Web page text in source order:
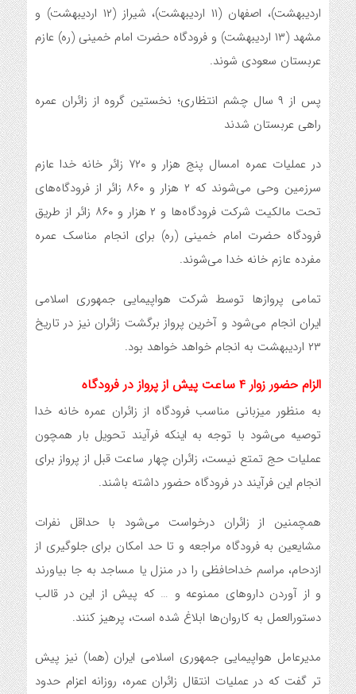
اردیبهشت)، اصفهان (۱۱ اردیبهشت)، شیراز (۱۲ اردیبهشت) و
مشهد (۱۳ اردیبهشت) و فرودگاه حضرت امام خمینی (ره) عازم
عربستان سعودی شوند.
پس از ۹ سال چشم انتظاری؛ نخستین گروه از زائران عمره
راهی عربستان شدند
در عملیات عمره امسال پنج هزار و ۷۲۰ زائر خانه خدا عازم
سرزمین وحی می‌شوند که ۲ هزار و ۸۶۰ زائر از فرودگاه‌های
تحت مالکیت شرکت فرودگاه‌ها و ۲ هزار و ۸۶۰ زائر از طریق
فرودگاه حضرت امام خمینی (ره) برای انجام مناسک عمره
مفرده عازم خانه خدا می‌شوند.
تمامی پروازها توسط شرکت هواپیمایی جمهوری اسلامی
ایران انجام می‌شود و آخرین پرواز برگشت زائران نیز در تاریخ
۲۳ اردیبهشت به انجام خواهد خواهد بود.
الزام حضور زوار ۴ ساعت پیش از پرواز در فرودگاه
به منظور میزبانی مناسب فرودگاه از زائران عمره خانه خدا
توصیه می‌شود با توجه به اینکه فرآیند تحویل بار همچون
عملیات حج تمتع نیست، زائران چهار ساعت قبل از پرواز برای
انجام این فرآیند در فرودگاه حضور داشته باشند.
همچمنین از زائران درخواست می‌شود با حداقل نفرات
مشایعین به فرودگاه مراجعه و تا حد امکان برای جلوگیری از
ازدحام، مراسم خداحافظی را در منزل یا مساجد به جا بیاورند
و از آوردن داروهای ممنوعه و … که پیش از این در قالب
دستورالعمل به کاروان‌ها ابلاغ شده است، پرهیز کنند.
مدیرعامل هواپیمایی جمهوری اسلامی ایران (هما) نیز پیش
تر گفت که در عملیات انتقال زائران عمره، روزانه اعزام حدود